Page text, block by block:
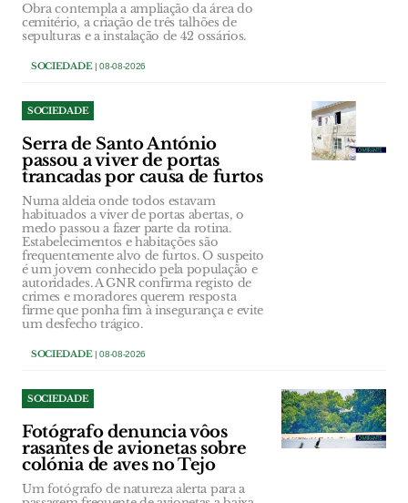
Obra contempla a ampliação da área do
cemitério, a criação de três talhões de
sepulturas e a instalação de 42 ossários.
SOCIEDADE| 08-08-2026
SOCIEDADE
Serra de Santo António
passou a viver de portas
trancadas por causa de furtos
Numa aldeia onde todos estavam
habituados a viver de portas abertas, o
medo passou a fazer parte da rotina.
Estabelecimentos e habitações são
frequentemente alvo de furtos. O suspeito
é um jovem conhecido pela população e
autoridades. A GNR confirma registo de
crimes e moradores querem resposta
firme que ponha fim à insegurança e evite
um desfecho trágico.
SOCIEDADE| 08-08-2026
SOCIEDADE
Fotógrafo denuncia vôos
rasantes de avionetas sobre
colónia de aves no Tejo
Um fotógrafo de natureza alerta para a